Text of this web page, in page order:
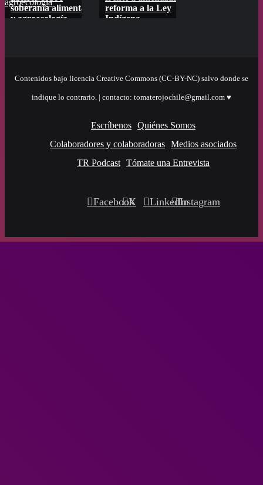
agroecología
soberanía alimentaria
y agroecología
reforma a la Ley
Indígena
Contenidos bajo licencia Creative Commons (CC-BY-NC) salvo donde se
indique lo contrario. | contacto: tomaterojochile@gmail.com ♥
Escríbenos Quiénes Somos
Colaboradores y colaboradoras Medios asociados
TR Podcast Tómate una Entrevista
Facebook
X LinkedInInstagram